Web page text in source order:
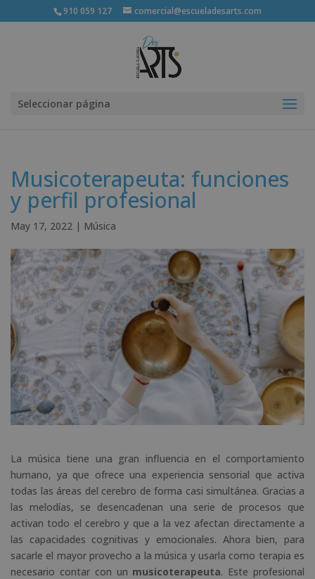
910 059 127 comercial@escueladesarts.com
Seleccionar página
Musicoterapeuta: funciones
y perfil profesional
May 17, 2022 | Música
La música tiene una gran influencia en el comportamiento
humano, ya que ofrece una experiencia sensorial que activa
todas las áreas del cerebro de forma casi simultánea. Gracias a
las melodías, se desencadenan una serie de procesos que
activan todo el cerebro y que a la vez afectan directamente a
las capacidades cognitivas y emocionales. Ahora bien, para
sacarle el mayor provecho a la música y usarla como terapia es
necesario contar con un musicoterapeuta. Este profesional